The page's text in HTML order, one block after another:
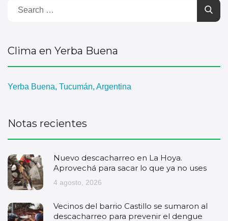
Clima en Yerba Buena
Yerba Buena, Tucumán, Argentina
Notas recientes
Nuevo descacharreo en La Hoya.
Aprovechá para sacar lo que ya no uses
4 agosto, 2026
Vecinos del barrio Castillo se sumaron al
descacharreo para prevenir el dengue